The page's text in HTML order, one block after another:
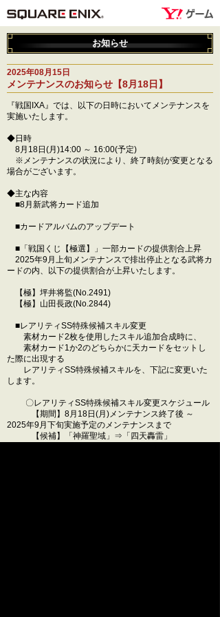
お知らせ
2025年08月15日
メンテナンスのお知らせ【8月18日】
『戦国IXA』では、以下の日時においてメンテナンスを
実施いたします。
◆日時
8月18日(月)14:00 ～ 16:00(予定)
※メンテナンスの状況により、終了時刻が変更となる
場合がございます。
◆主な内容
■8月新武将カード追加
■カードアルバムのアップデート
■「戦国くじ【極選】」一部カードの提供割合上昇
2025年9月上旬メンテナンスで排出停止となる武将カ
ードの内、以下の提供割合が上昇いたします。
【極】坪井将監(No.2491)
【極】山田長政(No.2844)
■レアリティSS特殊候補スキル変更
素材カード2枚を使用したスキル追加合成時に、
素材カード1か2のどちらかに天カードをセットし
た際に出現する
レアリティSS特殊候補スキルを、下記に変更いた
します。
〇レアリティSS特殊候補スキル変更スケジュール
【期間】8月18日(月)メンテナンス終了後 ～
2025年9月下旬実施予定のメンテナンスまで
【候補】「神羅聖域」⇒「四天轟雷」